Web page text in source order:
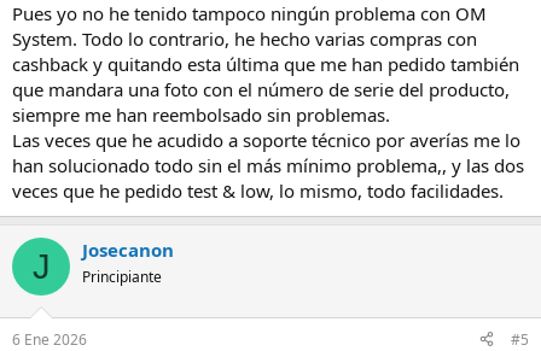
Pues yo no he tenido tampoco ningún problema con OM
System. Todo lo contrario, he hecho varias compras con
cashback y quitando esta última que me han pedido también
que mandara una foto con el número de serie del producto,
siempre me han reembolsado sin problemas.
Las veces que he acudido a soporte técnico por averías me lo
han solucionado todo sin el más mínimo problema,, y las dos
veces que he pedido test & low, lo mismo, todo facilidades.
J Josecanon
Principiante
6 Ene 2026 #5